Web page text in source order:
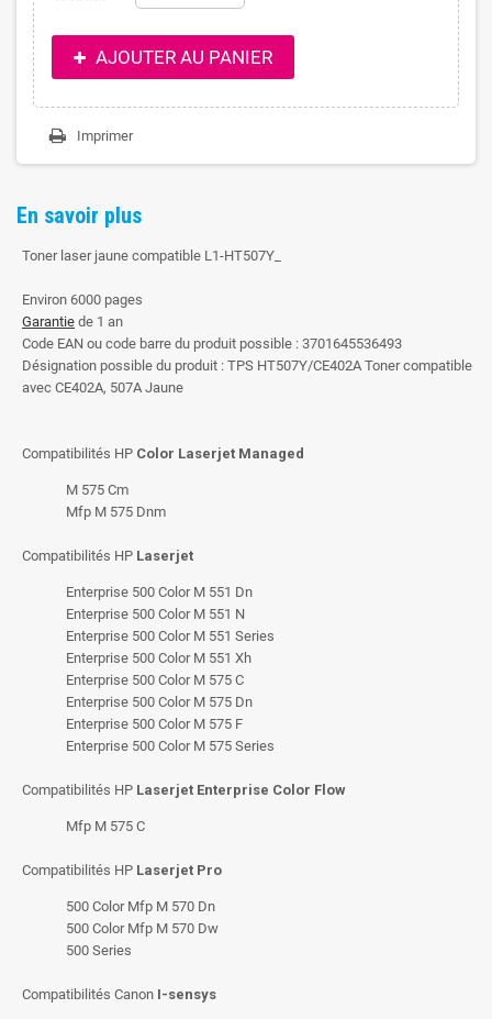
AJOUTER AU PANIER
Imprimer
En savoir plus
Toner laser jaune compatible L1-HT507Y_
Environ 6000 pages
Garantie de 1 an
Code EAN ou code barre du produit possible : 3701645536493
Désignation possible du produit : TPS HT507Y/CE402A Toner compatible
avec CE402A, 507A Jaune
Compatibilités HP Color Laserjet Managed
M 575 Cm
Mfp M 575 Dnm
Compatibilités HP Laserjet
Enterprise 500 Color M 551 Dn
Enterprise 500 Color M 551 N
Enterprise 500 Color M 551 Series
Enterprise 500 Color M 551 Xh
Enterprise 500 Color M 575 C
Enterprise 500 Color M 575 Dn
Enterprise 500 Color M 575 F
Enterprise 500 Color M 575 Series
Compatibilités HP Laserjet Enterprise Color Flow
Mfp M 575 C
Compatibilités HP Laserjet Pro
500 Color Mfp M 570 Dn
500 Color Mfp M 570 Dw
500 Series
Compatibilités Canon I-sensys